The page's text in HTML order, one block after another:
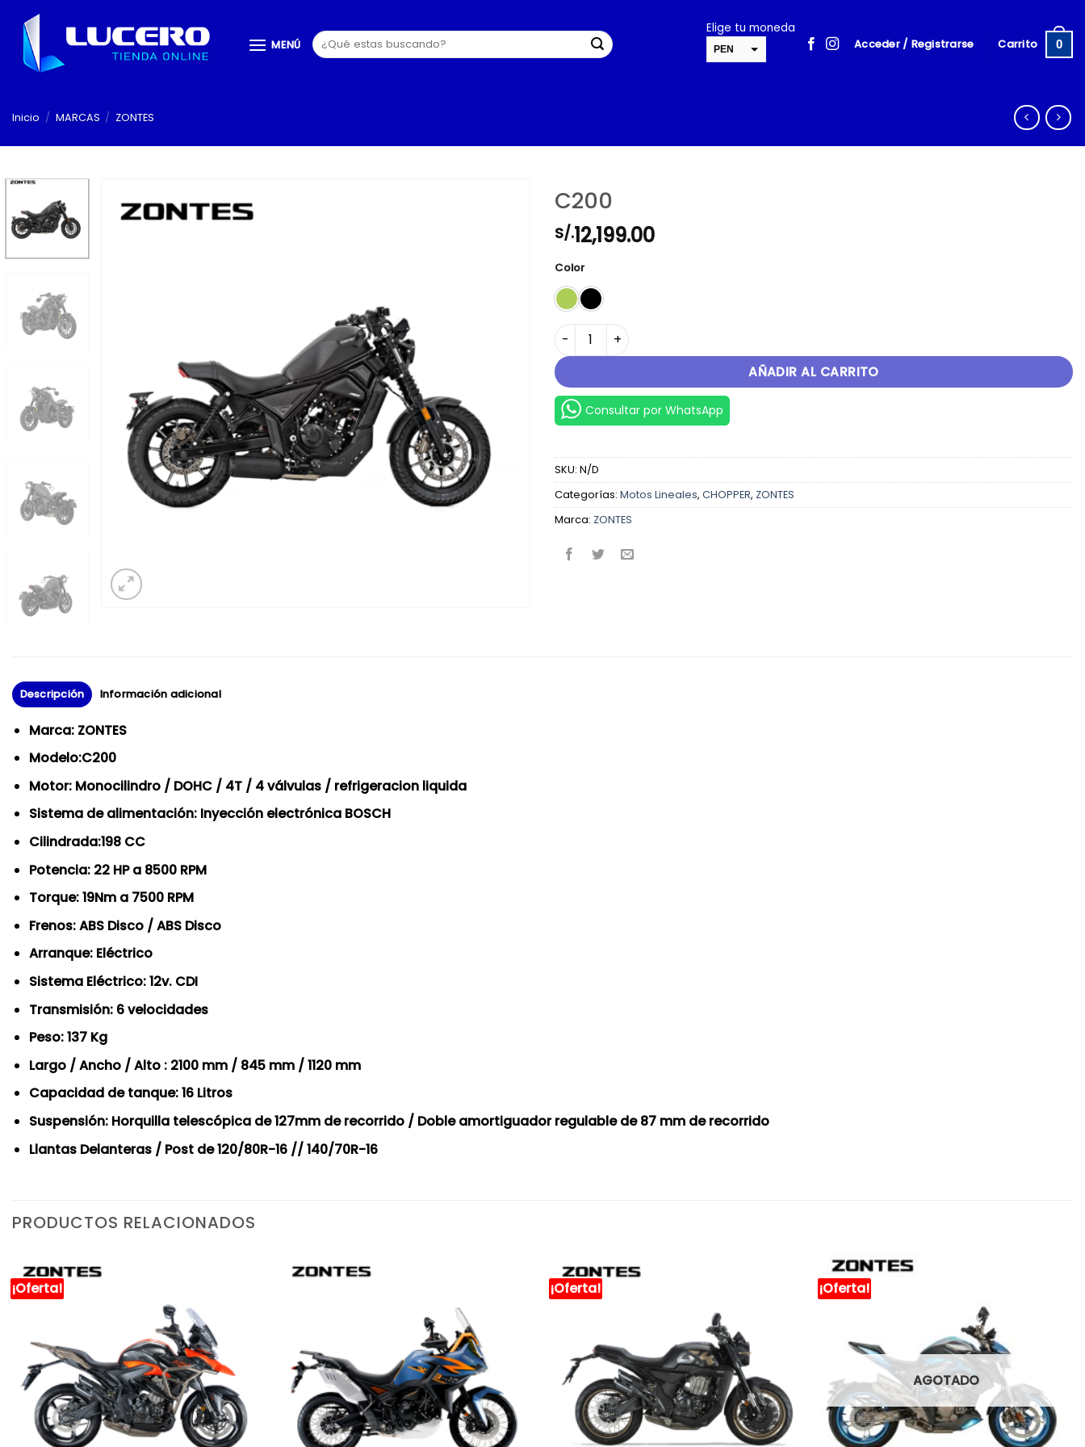
contenido
MENÚ
Buscar
por:
Elige tu moneda
PEN Acceder / Registrarse Carrito 0
Inicio / MARCAS / ZONTES
C200
S/.12,199.00
Color
C200 cantidad
AÑADIR AL CARRITO
Consultar por WhatsApp
SKU: N/D
Categorías: Motos Lineales, CHOPPER, ZONTES
Marca: ZONTES
Descripción Información adicional
Marca: ZONTES
Modelo:C200
Motor: Monocilindro / DOHC / 4T / 4 válvulas / refrigeracion liquida
Sistema de alimentación: Inyección electrónica BOSCH
Cilindrada:198 CC
Potencia: 22 HP a 8500 RPM
Torque: 19Nm a 7500 RPM
Frenos: ABS Disco / ABS Disco
Arranque: Eléctrico
Sistema Eléctrico: 12v. CDI
Transmisión: 6 velocidades
Peso: 137 Kg
Largo / Ancho / Alto : 2100 mm / 845 mm / 1120 mm
Capacidad de tanque: 16 Litros
Suspensión: Horquilla telescópica de 127mm de recorrido / Doble amortiguador regulable de 87 mm de recorrido
Llantas Delanteras / Post de 120/80R-16 // 140/70R-16
PRODUCTOS RELACIONADOS
¡Oferta! ¡Oferta! ¡Oferta!
AGOTADO